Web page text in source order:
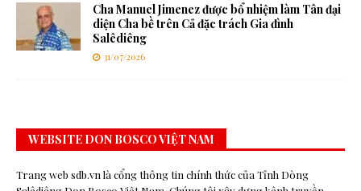
Cha Manuel Jimenez được bổ nhiệm làm Tân đại
diện Cha bề trên Cả đặc trách Gia đình
Salêdiêng
31/07/2026
WEBSITE DON BOSCO VIỆT NAM
Trang web sdb.vn là cổng thông tin chính thức của Tỉnh Dòng